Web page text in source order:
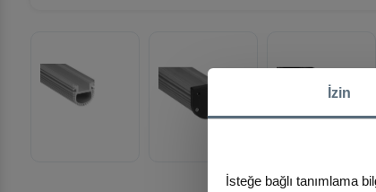
İzin
İsteğe bağlı tanımlama